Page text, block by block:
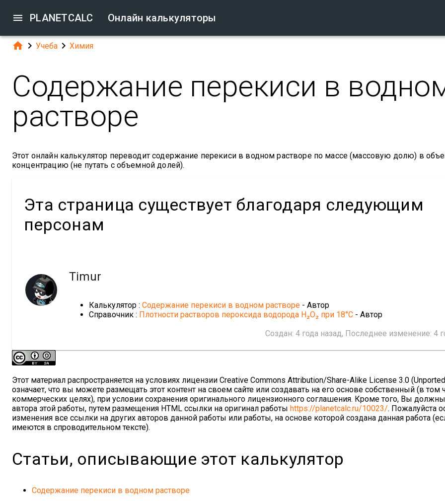
 PLANETCALC Онлайн калькуляторы
  Учеба  Химия
Содержание перекиси в
растворе
Этот онлайн калькулятор переводит содержание перекиси в водном растворе по массе (массовую долю) в
концентрацию (не путать с объемной долей).
Эта страница существует благодаря следующим
персонам
Timur
Калькулятор : Содержание перекиси в водном растворе - Автор
Справочник : Плотности растворов пероксида водорода H₂O₂ при 18°C - Автор
Создан: 4 года назад, Последнее изменение: 4
Этот материал распространяется на условиях лицензии Creative Commons Attribution/Share-Alike License 3.0
означает, что вы можете размещать этот контент на своем сайте или создавать на его основе собственный (в том
коммерческих целях), при условии сохранения оригинального лицензионного соглашения. Кроме того, Вы
автора этой работы, путем размещения HTML ссылки на оригинал работы https://planetcalc.ru/10023/. Пожалуйста
изменения все ссылки на других авторов данной работы или работы, на основе которой создана данная работа
имеются в спроводительном тексте).
Статьи, описывающие этот калькулятор
Содержание перекиси в водном растворе